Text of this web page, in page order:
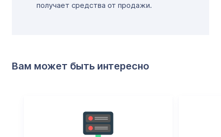
получает средства от продажи.
Вам может быть интересно